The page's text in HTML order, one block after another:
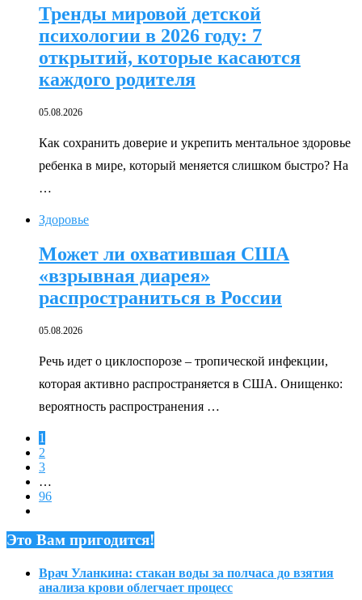
Тренды мировой детской
психологии в 2026 году: 7
открытий, которые касаются
каждого родителя
05.08.2026
Как сохранить доверие и укрепить ментальное здоровье
ребенка в мире, который меняется слишком быстро? На
…
Здоровье
Может ли охватившая США
«взрывная диарея»
распространиться в России
05.08.2026
Речь идет о циклоспорозе – тропической инфекции,
которая активно распространяется в США. Онищенко:
вероятность распространения …
1
2
3
…
96
Это Вам пригодится!
Врач Уланкина: стакан воды за полчаса до взятия
анализа крови облегчает процесс